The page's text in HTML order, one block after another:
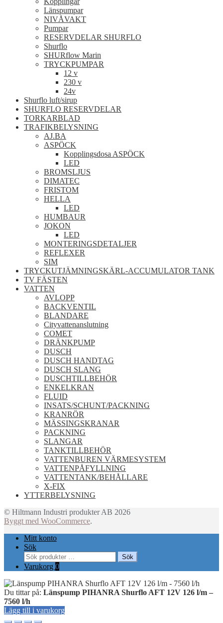
Länspumpar
NIVÅVAKT
Pumpar
RESERVDELAR SHURFLO
Shurflo
SHURflow Marin
TRYCKPUMPAR
12 v
230 v
24v
Shurflo luft/sirup
SHURFLO RESERVDELAR
TORKARBLAD
TRAFIKBELYSNING
AJ.BA
ASPÖCK
Kopplingsdosa ASPÖCK
LED
BROMSLJUS
DIMATEC
FRISTOM
HELLA
LED
HUMBAUR
JOKON
LED
MONTERINGSDETALJER
REFLEXER
SIM
TRYCKUTJÄMNINGSKÄRL-ACCUMULATOR TANK
TV FÄSTEN
VATTEN
AVLOPP
BACKVENTIL
BLANDARE
Cityvattenanslutning
COMET
DRÄNKPUMP
DUSCH
DUSCH HANDTAG
DUSCH SLANG
DUSCHTILLBEHÖR
ENKELKRAN
FLUID
INSATS/SCHUNT/PACKNING
KRANRÖR
MÄSSINGSKRANAR
PACKNING
SLANGAR
TANKTILLBEHÖR
VATTENBUREN VÄRMESYSTEM
VATTENPÅFYLLNING
VATTENTANK/BEHÅLLARE
X-FIX
YTTERBELYSNING
© Hiltmann Industri produkter AB 2026
Byggt med WooCommerce.
Mitt konto
Sök
Sök
efter:
Sök
Varukorg 0
Du tittar på: Länspump PIHANRA Shurflo AFT 12V 126 l/m –
7560 l/h
Lägg till i varukorg